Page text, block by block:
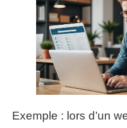
Exemple : lors d’un